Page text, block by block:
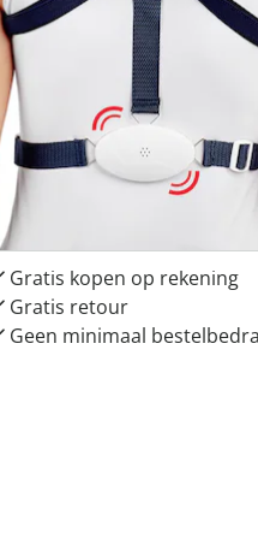
voor
& Comfort”
Gratis kopen op rekening
Gratis retour
Geen minimaal